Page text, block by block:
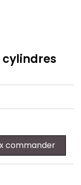
cylindres
commander